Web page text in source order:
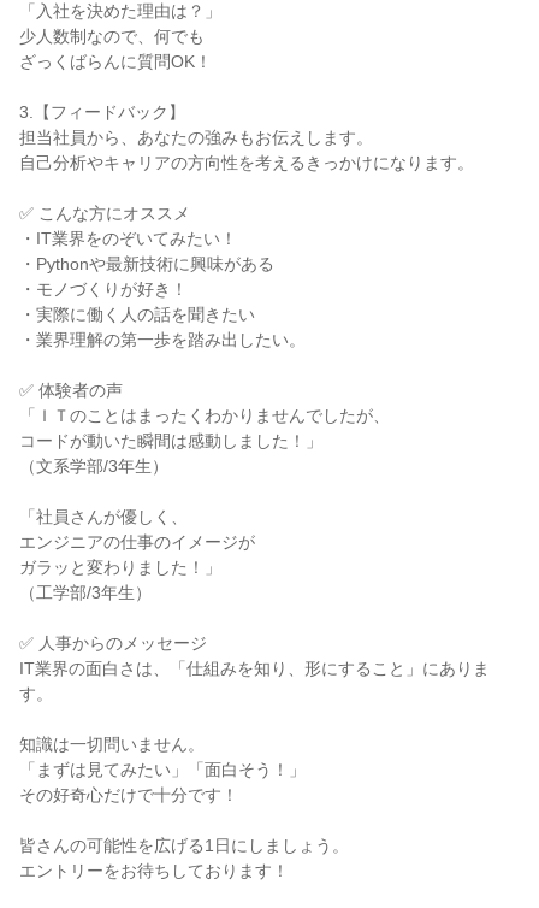
「入社を決めた理由は？」
少人数制なので、何でも
ざっくばらんに質問OK！
3.【フィードバック】
担当社員から、あなたの強みもお伝えします。
自己分析やキャリアの方向性を考えるきっかけになります。
✅ こんな方にオススメ
・IT業界をのぞいてみたい！
・Pythonや最新技術に興味がある
・モノづくりが好き！
・実際に働く人の話を聞きたい
・業界理解の第一歩を踏み出したい。
✅ 体験者の声
「ＩＴのことはまったくわかりませんでしたが、
コードが動いた瞬間は感動しました！」
（文系学部/3年生）
「社員さんが優しく、
エンジニアの仕事のイメージが
ガラッと変わりました！」
（工学部/3年生）
✅ 人事からのメッセージ
IT業界の面白さは、「仕組みを知り、形にすること」にありま
す。
知識は一切問いません。
「まずは見てみたい」「面白そう！」
その好奇心だけで十分です！
皆さんの可能性を広げる1日にしましょう。
エントリーをお待ちしております！